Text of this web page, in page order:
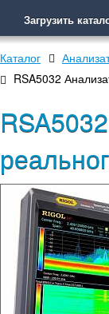
Загрузить
Каталог
RSA5032